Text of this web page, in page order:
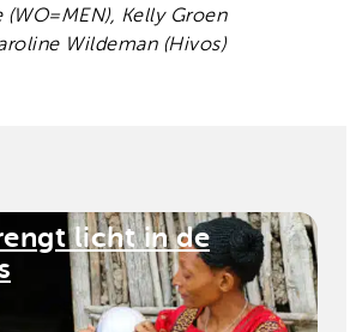
(WO=MEN), Kelly Groen
Wildeman (Hivos)
licht in de